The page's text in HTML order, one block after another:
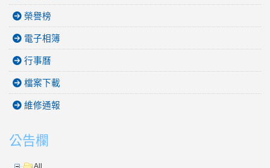
榮譽榜
電子相簿
行事曆
檔案下載
維修通報
公告欄
All